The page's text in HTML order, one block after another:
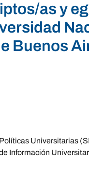
as y
Buenos
Universitarias
Información